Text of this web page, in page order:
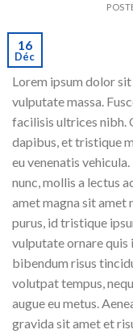
16
Déc
Lorem ipsum dolor
vulputate massa.
facilisis ultrices nibh.
dapibus, et tristique
eu venenatis
nunc, mollis a lectus
amet magna sit amet
purus, id tristique
vulputate ornare quis
bibendum risus
volutpat tempus,
augue eu metus.
gravida sit amet et